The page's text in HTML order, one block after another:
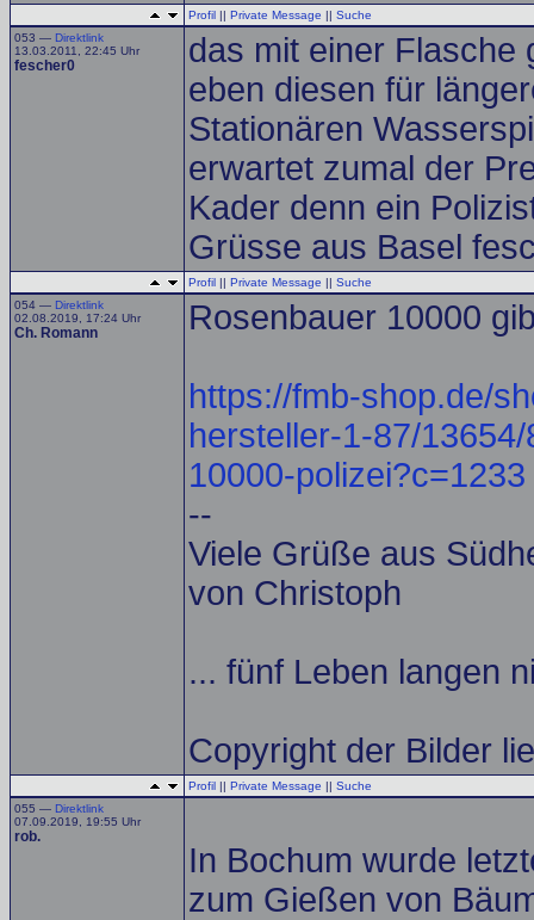
Profil || Private Message || Suche
053 — Direktlink
13.03.2011, 22:45 Uhr
fescher0
das mit einer Flasche
eben diesen für
Stationären
erwartet zumal der
Kader denn ein
Grüsse aus Basel
Profil || Private Message || Suche
054 — Direktlink
02.08.2019, 17:24 Uhr
Ch. Romann Rosenbauer 10000
https://fmb-shop.de/
hersteller-1-87/
10000-polizei?c=1233
--
Viele Grüße aus
von Christoph
... fünf Leben langen
Copyright der Bilder
Profil || Private Message || Suche
055 — Direktlink
07.09.2019, 19:55 Uhr
rob.
In Bochum wurde
zum Gießen von